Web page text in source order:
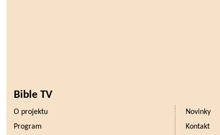
Bible TV
O projektu
Novinky
Program
Kontakt